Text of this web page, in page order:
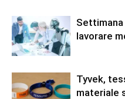
lavorare
Tyvek,
materiale